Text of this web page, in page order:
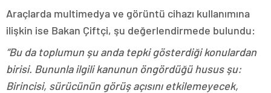
Araçlarda multimedya ve görüntü cihazı kullanımına
ilişkin ise Bakan Çiftçi, şu değerlendirmede bulundu:
“Bu da toplumun şu anda tepki gösterdiği konulardan
birisi. Bununla ilgili kanunun öngördüğü husus şu:
Birincisi, sürücünün görüş açısını etkilemeyecek,